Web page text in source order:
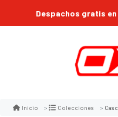
Despachos gratis
Inicio Colecciones Casco